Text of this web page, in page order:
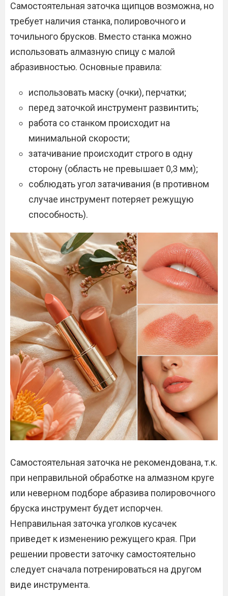
Самостоятельная заточка щипцов возможна, но
требует наличия станка, полировочного и
точильного брусков. Вместо станка можно
использовать алмазную спицу с малой
абразивностью. Основные правила:
использовать маску (очки), перчатки;
перед заточкой инструмент развинтить;
работа со станком происходит на
минимальной скорости;
затачивание происходит строго в одну
сторону (область не превышает 0,3 мм);
соблюдать угол затачивания (в противном
случае инструмент потеряет режущую
способность).
Самостоятельная заточка не рекомендована, т.к.
при неправильной обработке на алмазном круге
или неверном подборе абразива полировочного
бруска инструмент будет испорчен.
Неправильная заточка уголков кусачек
приведет к изменению режущего края. При
решении провести заточку самостоятельно
следует сначала потренироваться на другом
виде инструмента.